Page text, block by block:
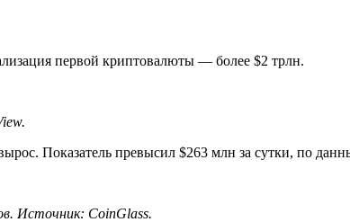
первой криптовалюты — более $2 трлн.
.
Показатель превысил $263 млн за сутки, по
Источник: CoinGlass.